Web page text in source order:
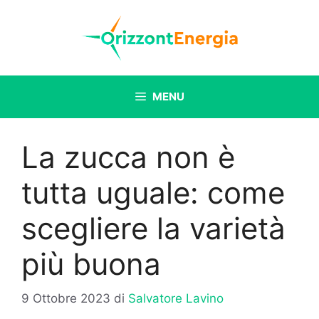
MENU
La zucca non è
tutta uguale: come
scegliere la varietà
più buona
9 Ottobre 2023 di Salvatore Lavino